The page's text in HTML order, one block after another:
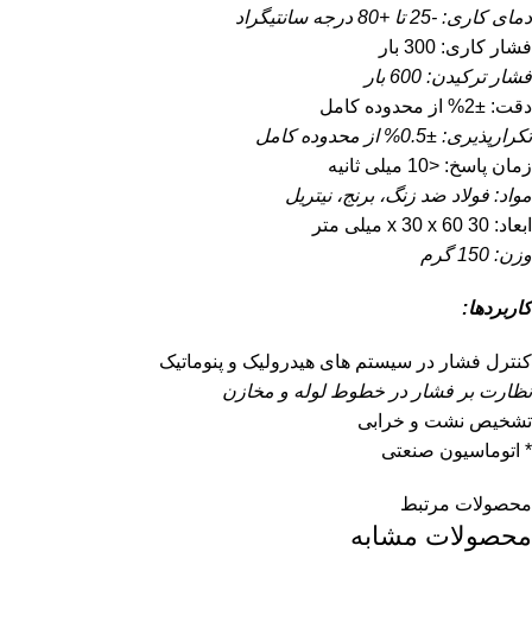
دمای کاری: -25 تا +80 درجه سانتیگراد
فشار کاری: 300 بار
فشار ترکیدن: 600 بار
دقت: ±2% از محدوده کامل
تکرارپذیری: ±0.5% از محدوده کامل
زمان پاسخ: <10 میلی ثانیه
مواد: فولاد ضد زنگ، برنج، نیتریل
ابعاد: 30 x 30 x 60 میلی متر
وزن: 150 گرم
کاربردها:
کنترل فشار در سیستم های هیدرولیک و پنوماتیک
نظارت بر فشار در خطوط لوله و مخازن
تشخیص نشت و خرابی
* اتوماسیون صنعتی
محصولات مرتبط
محصولات مشابه